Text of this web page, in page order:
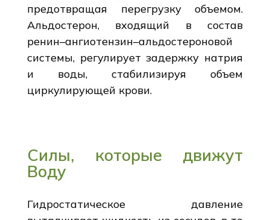
предотвращая перегрузку объемом.
Альдостерон, входящий в состав
ренин–ангиотензин–альдостероновой
системы, регулирует задержку натрия
и воды, стабилизируя объем
циркулирующей крови.
Силы, которые движут
Воду
Гидростатическое давление